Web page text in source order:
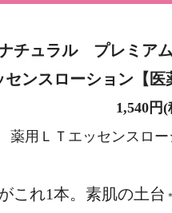
チュラル プレミア
ンスローション【医
円(税
用ＬＴエッセンスロー
これ1本。素肌の土台